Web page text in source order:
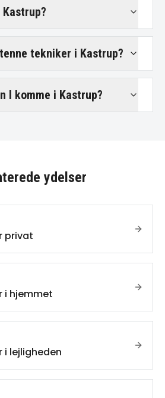
tekniker i Kastrup?
I komme i Kastrup?
ydelser
privat
i hjemmet
i lejligheden